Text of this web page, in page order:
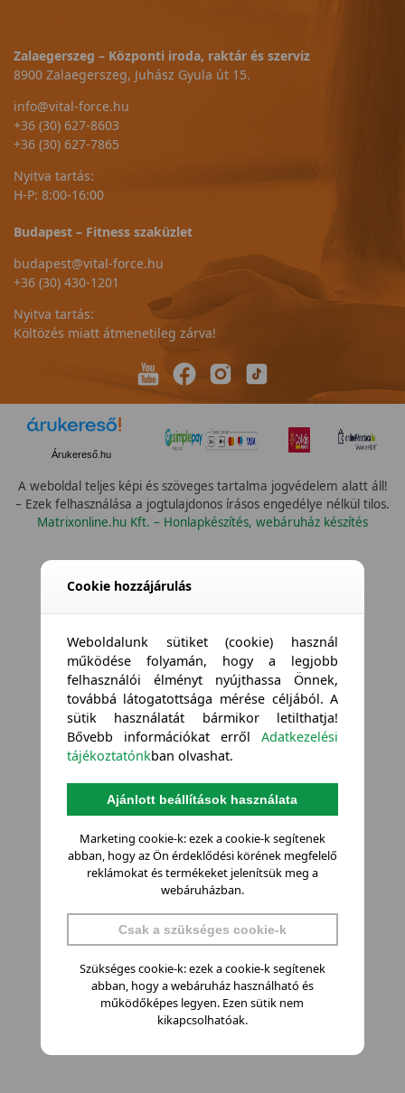
Zalaegerszeg – Központi iroda, raktár és szerviz
8900 Zalaegerszeg, Juhász Gyula út 15.
info@vital-force.hu
+36 (30) 627-8603
+36 (30) 627-7865
Nyitva tartás:
H-P: 8:00-16:00
Budapest – Fitness szaküzlet
budapest@vital-force.hu
+36 (30) 430-1201
Nyitva tartás:
Költözés miatt átmenetileg zárva!
Árukereső.hu
A weboldal teljes képi és szöveges tartalma jogvédelem alatt áll!
– Ezek felhasználása a jogtulajdonos írásos engedélye nélkül tilos.
Matrixonline.hu Kft. – Honlapkészítés, webáruház készítés
Cookie hozzájárulás
Weboldalunk sütiket (cookie) használ
működése folyamán, hogy a legjobb
felhasználói élményt nyújthassa Önnek,
továbbá látogatottsága mérése céljából. A
sütik használatát bármikor letilthatja!
Bővebb információkat errőlAdatkezelési
tájékoztatónkban olvashat.
Ajánlott beállítások használata
Marketing cookie-k: ezek a cookie-k segítenek
abban, hogy az Ön érdeklődési körének megfelelő
reklámokat és termékeket jelenítsük meg a
webáruházban.
Csak a szükséges cookie-k
Szükséges cookie-k: ezek a cookie-k segítenek
abban, hogy a webáruház használható és
működőképes legyen. Ezen sütik nem
kikapcsolhatóak.